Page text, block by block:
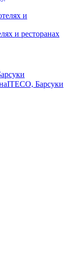
и ресторанах
ITECO, Барсуки